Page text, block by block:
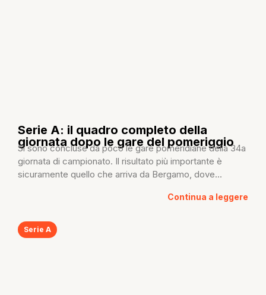
Serie A: il quadro completo della
giornata dopo le gare del pomeriggio
Si sono concluse da poco le gare pomeridiane della 34a
giornata di campionato. Il risultato più importante è
sicuramente quello che arriva da Bergamo, dove...
Continua a leggere
Serie A